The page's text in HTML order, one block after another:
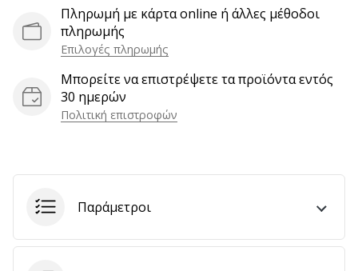
μάρκας
μας
Εμφάνιση
όλων
Πληρωμή με κάρτα online ή άλλες μέθοδοι
πληρωμής
Επιλογές πληρωμής
Μπορείτε να επιστρέψετε τα προϊόντα εντός
30 ημερών
Πολιτική επιστροφών
Παράμετροι